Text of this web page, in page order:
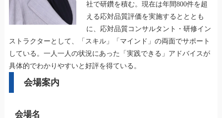
社で研鑽を積む。現在は年間800件を超
える応対品質評価を実施するとととも
に、応対品質コンサルタント・研修イン
ストラクターとして、「スキル」「マインド」の両面でサポート
している。一人一人の状況にあった「実践できる」アドバイスが
具体的でわかりやすいと好評を得ている。
会場案内
会場名